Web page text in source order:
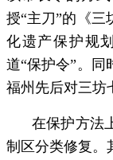
授“主刀”的《三
化遗产保护规
道“保护令”。同
福州先后对三坊
在保护方法
制区分类修复。